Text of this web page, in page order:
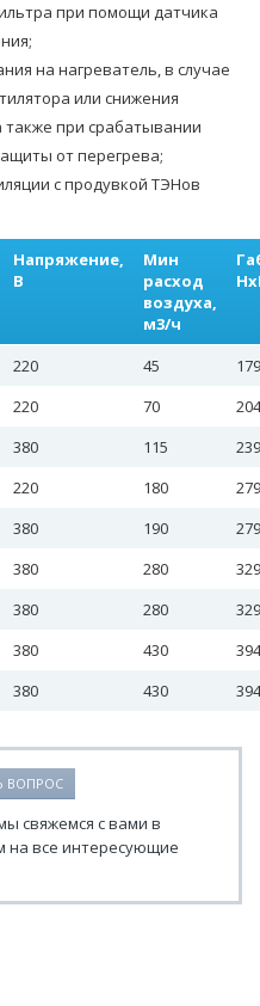
при помощи датчика
на нагреватель, в случае
или снижения
также при срабатывании
от перегрева;
с продувкой ТЭНов
Напряжение,
В
Мин
расход
воздуха,
м3/ч
220 45
220 70
380 115
220 180
380 190
380 280
380 280
380 430
380 430
ВОПРОС
свяжемся с вами в
на все интересующие